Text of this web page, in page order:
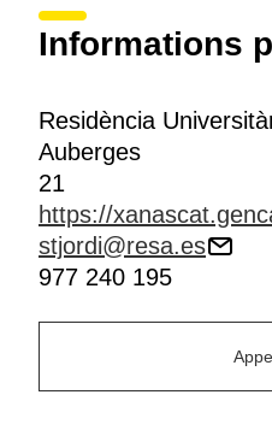
Informations
Residència
Auberges
21
https://
stjordi@resa.es
977 240 195